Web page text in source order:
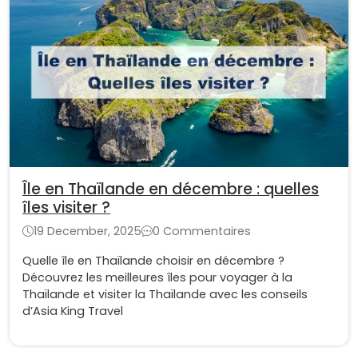
Île en Thaïlande en décembre : quelles
îles visiter ?
19 December, 2025
0 Commentaires
Quelle île en Thaïlande choisir en décembre ?
Découvrez les meilleures îles pour voyager à la
Thaïlande et visiter la Thaïlande avec les conseils
d’Asia King Travel